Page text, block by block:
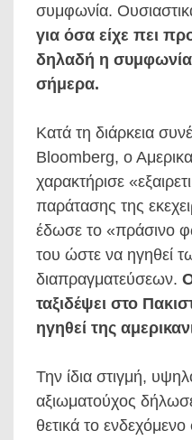
συμφωνία.
για όσα είχε πει
δηλαδή η
σήμερα.
Κατά τη διάρκεια
Bloomberg, ο
χαρακτήρισε
παράτασης της
έδωσε το «πράσινο
του ώστε να ηγηθεί
διαπραγματεύσεων.
ταξιδέψει στο
ηγηθεί της
Την ίδια στιγμή,
αξιωματούχος
θετικά το